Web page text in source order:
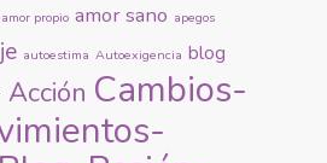
amor propio amor sano apegos
autoestima Autoexigencia blog
Acción Cambios-